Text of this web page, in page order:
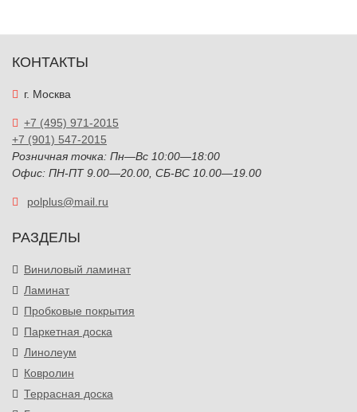
КОНТАКТЫ
г. Москва
+7 (495) 971-2015
+7 (901) 547-2015
Розничная точка: Пн—Вс 10:00—18:00
Офис: ПН-ПТ 9.00—20.00, СБ-ВС 10.00—19.00
polplus@mail.ru
РАЗДЕЛЫ
Виниловый ламинат
Ламинат
Пробковые покрытия
Паркетная доска
Линолеум
Ковролин
Террасная доска